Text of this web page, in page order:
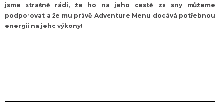
jsme strašně rádi, že ho na jeho cestě za sny můžeme
podporovat a že mu právě Adventure Menu dodává potřebnou
energii na jeho výkony!